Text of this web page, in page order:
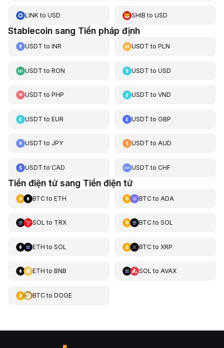
LINKto USD SHIB toUSD
Stablecoin sang Tiền pháp định
USDT to INR USDT toPLN
USDT to RON USDT toUSD
USDT to PHP USDT toVND
USDT to EUR USDT toGBP
USDT to JPY USDT toAUD
USDT to CAD USDT toCHF
Tiền điện tử sang Tiền điện tử
BTCto ETH BTCto ADA
SOL to TRX BTCto SOL
ETH to SOL BTCto XRP
ETH to BNB SOL to AVAX
BTCto DOGE